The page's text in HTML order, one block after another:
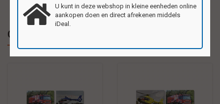
Gerelateerde producten
U kunt in deze webshop in kleine eenheden online
aankopen doen en direct afrekenen middels
iDeal.